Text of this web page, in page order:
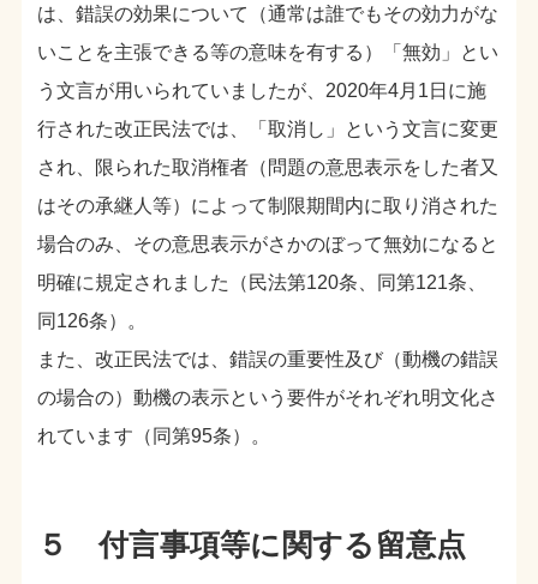
は、錯誤の効果について（通常は誰でもその効力がな
いことを主張できる等の意味を有する）「無効」とい
う文言が用いられていましたが、2020年4月1日に施
行された改正民法では、「取消し」という文言に変更
され、限られた取消権者（問題の意思表示をした者又
はその承継人等）によって制限期間内に取り消された
場合のみ、その意思表示がさかのぼって無効になると
明確に規定されました（民法第120条、同第121条、
同126条）。
また、改正民法では、錯誤の重要性及び（動機の錯誤
の場合の）動機の表示という要件がそれぞれ明文化さ
れています（同第95条）。
５ 付言事項等に関する留意点